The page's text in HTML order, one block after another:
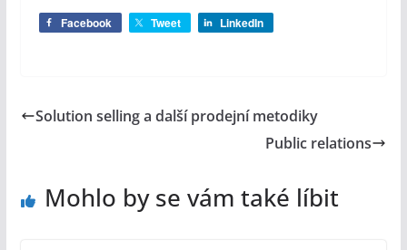
Facebook Tweet LinkedIn
Solution selling a další prodejní metodiky
Public relations
Mohlo by se vám také líbit